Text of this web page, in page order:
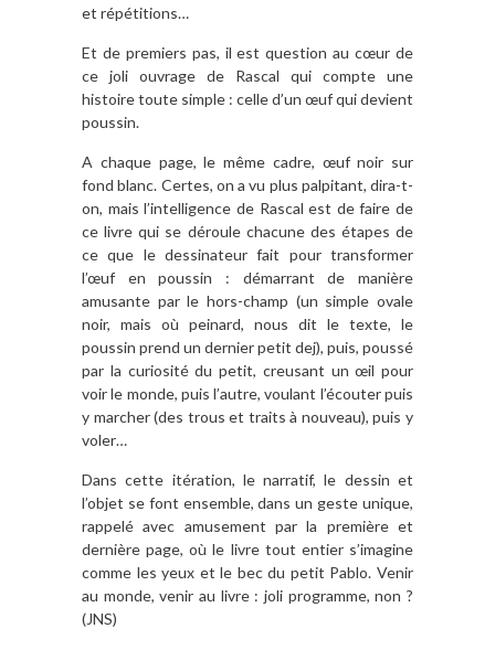
et répétitions…
Et de premiers pas, il est question au cœur de
ce joli ouvrage de Rascal qui compte une
histoire toute simple : celle d’un œuf qui devient
poussin.
A chaque page, le même cadre, œuf noir sur
fond blanc. Certes, on a vu plus palpitant, dira-t-
on, mais l’intelligence de Rascal est de faire de
ce livre qui se déroule chacune des étapes de
ce que le dessinateur fait pour transformer
l’œuf en poussin : démarrant de manière
amusante par le hors-champ (un simple ovale
noir, mais où peinard, nous dit le texte, le
poussin prend un dernier petit dej), puis, poussé
par la curiosité du petit, creusant un œil pour
voir le monde, puis l’autre, voulant l’écouter puis
y marcher (des trous et traits à nouveau), puis y
voler…
Dans cette itération, le narratif, le dessin et
l’objet se font ensemble, dans un geste unique,
rappelé avec amusement par la première et
dernière page, où le livre tout entier s’imagine
comme les yeux et le bec du petit Pablo. Venir
au monde, venir au livre : joli programme, non ?
(JNS)